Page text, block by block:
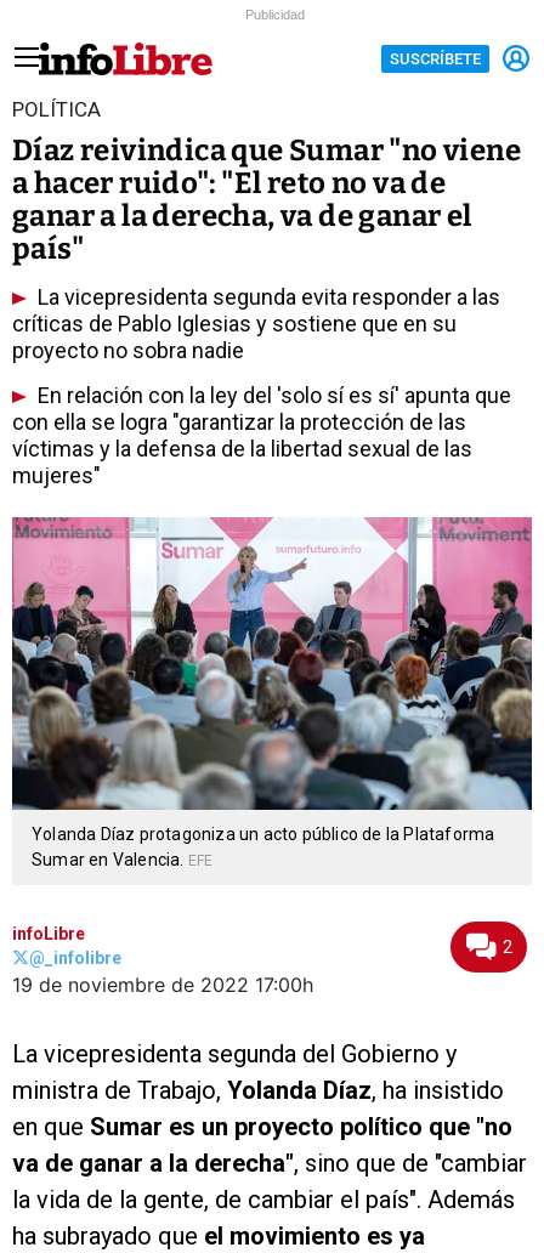
Publicidad
SUSCRÍBETE
POLÍTICA
Díaz reivindica que Sumar "no viene
a hacer ruido": "El reto no va de
ganar a la derecha, va de ganar el
país"
La vicepresidenta segunda evita responder a las
críticas de Pablo Iglesias y sostiene que en su
proyecto no sobra nadie
En relación con la ley del 'solo sí es sí' apunta que
con ella se logra "garantizar la protección de las
víctimas y la defensa de la libertad sexual de las
mujeres"
Yolanda Díaz protagoniza un acto público de la Plataforma
Sumar en Valencia.
EFE
infoLibre
@_infolibre
19 de noviembre de 2022 17:00h
2
La vicepresidenta segunda del Gobierno y
ministra de Trabajo, Yolanda Díaz, ha insistido
en que Sumar es un proyecto político que "no
va de ganar a la derecha", sino que de "cambiar
la vida de la gente, de cambiar el país". Además
ha subrayado que el movimiento es ya